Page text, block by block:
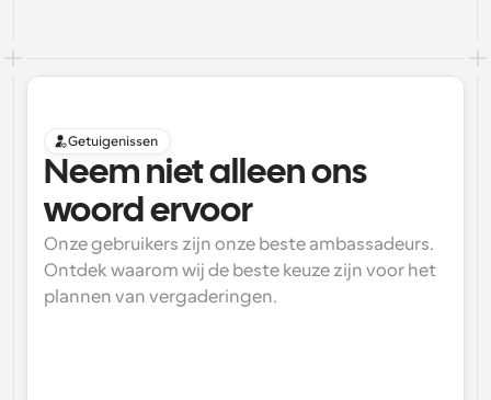
Getuigenissen
Neem niet alleen ons
woord ervoor
Onze gebruikers zijn onze beste ambassadeurs.
Ontdek waarom wij de beste keuze zijn voor het
plannen van vergaderingen.